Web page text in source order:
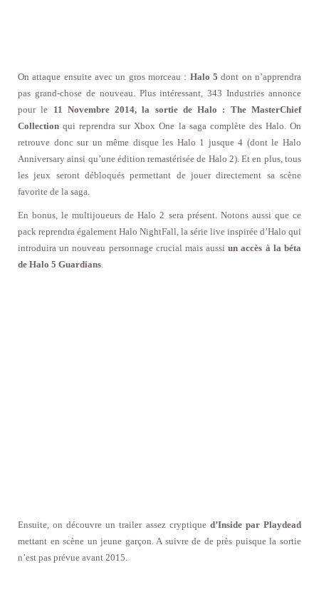
On attaque ensuite avec un gros morceau : Halo 5 dont on n’apprendra
pas grand-chose de nouveau. Plus intéressant, 343 Industries annonce
pour le 11 Novembre 2014, la sortie de Halo : The MasterChief
Collection qui reprendra sur Xbox One la saga complète des Halo. On
retrouve donc sur un même disque les Halo 1 jusque 4 (dont le Halo
Anniversary ainsi qu’une édition remastérisée de Halo 2). Et en plus, tous
les jeux seront débloqués permettant de jouer directement sa scène
favorite de la saga.
En bonus, le multijoueurs de Halo 2 sera présent. Notons aussi que ce
pack reprendra également Halo NightFall, la série live inspirée d’Halo qui
introduira un nouveau personnage crucial mais aussiun accès à la béta
de Halo 5 Guardians
Ensuite, on découvre un trailer assez cryptique d’Inside par Playdead
mettant en scène un jeune garçon. A suivre de de près puisque la sortie
n’est pas prévue avant 2015.